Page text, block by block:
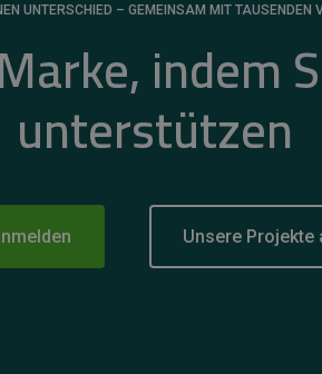
UNTERSCHIED – GEMEINSAM MIT TAUSENDEN
indem
unterstützen
Unsere Projekte